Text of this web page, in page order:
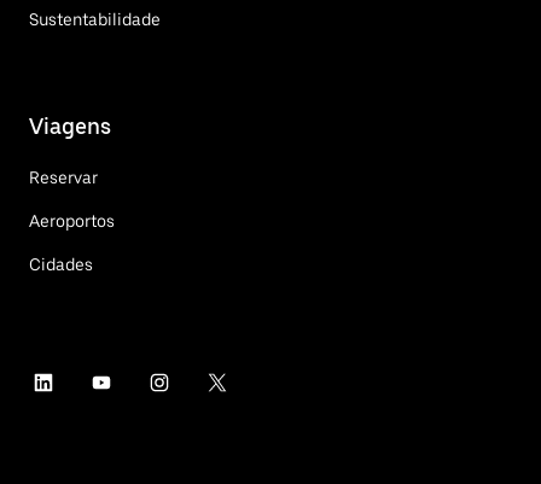
Sustentabilidade
Viagens
Reservar
Aeroportos
Cidades